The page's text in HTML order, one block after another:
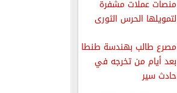
منصات عملات مشفرة
لتمويلها الحرس الثورى
مصرع طالب بهندسة طنطا
بعد أيام من تخرجه في
حادث سير